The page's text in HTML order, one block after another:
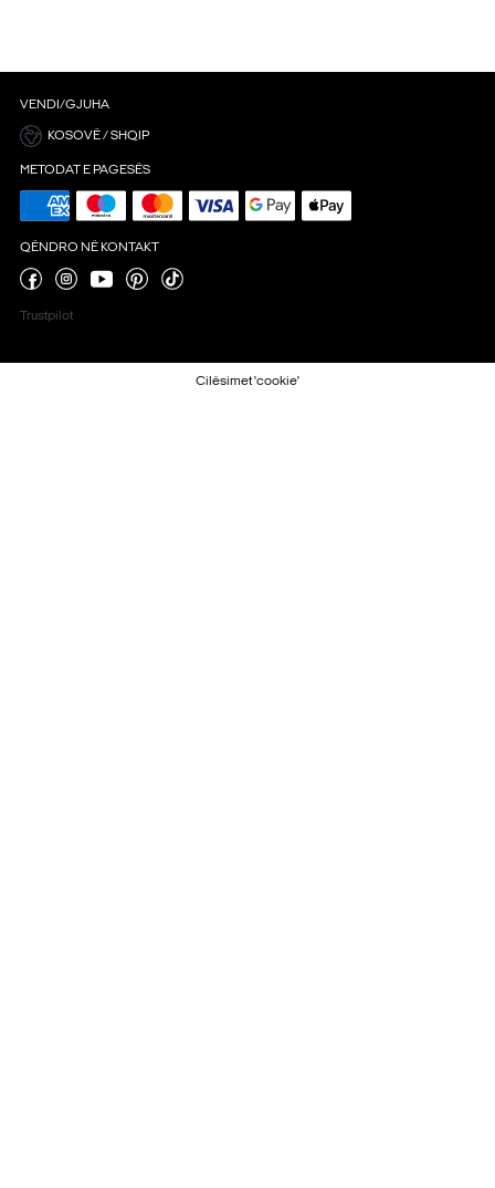
VENDI/GJUHA
KOSOVË / SHQIP
METODAT E PAGESËS
QËNDRO NË KONTAKT
Trustpilot
Cilësimet 'cookie'